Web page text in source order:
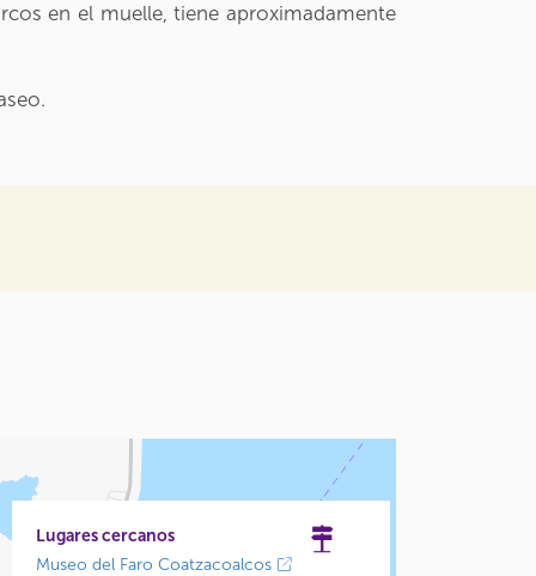
en el muelle, tiene aproximadamente
Lugares cercanos
Museo del Faro Coatzacoalcos